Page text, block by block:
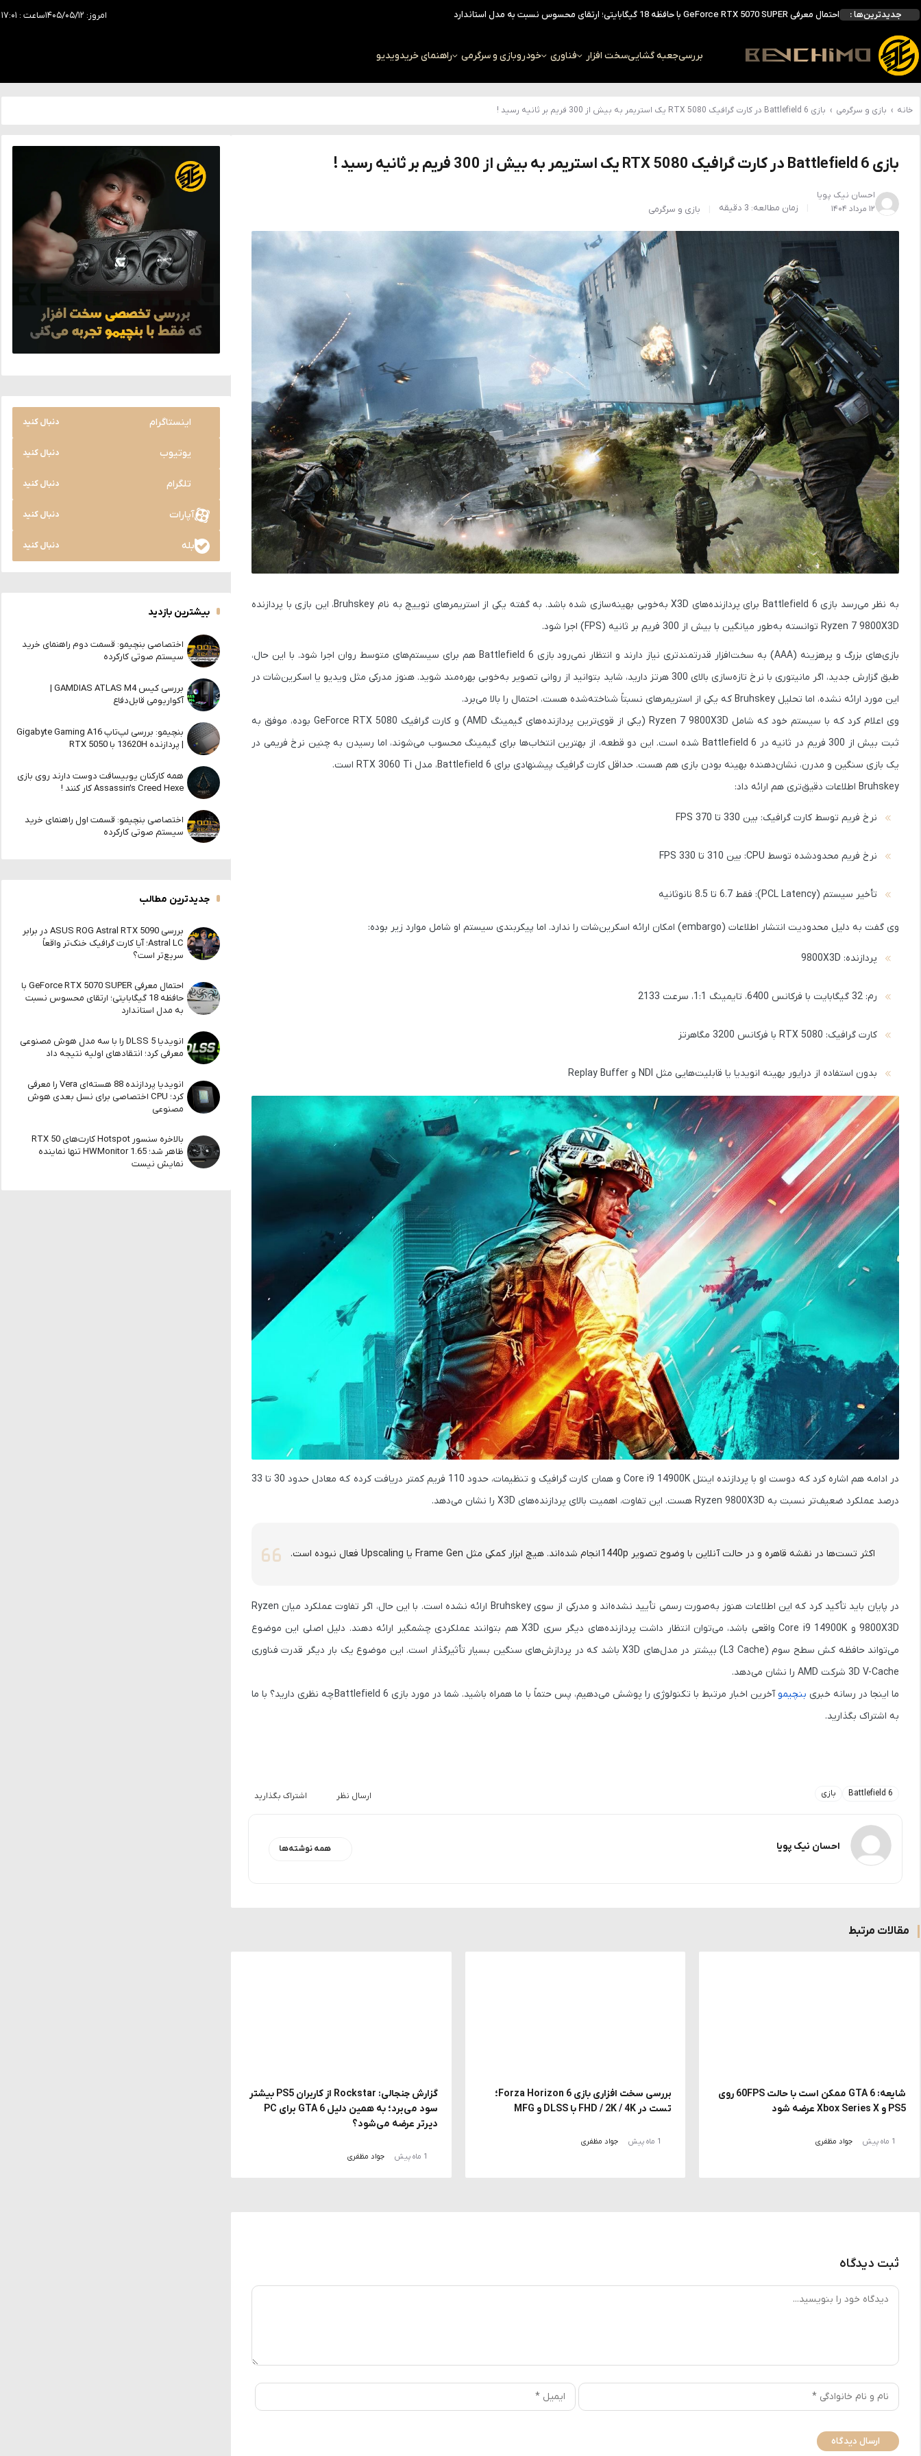
جدیدترین‌ها :
انویدیا DLSS 5 را با سه مدل هوش مصنوعی معرفی کرد؛ انتقادهای اولیه نتیجه داد
بررسی کیس GAMDIAS NESO P1 Pro؛ فول‌تاوری مهندسی‌شده برای سیستم‌های رده‌بالا
امروز: ۱۴۰۵/۰۵/۱۲ ساعت : ۱۷:۰۱
بررسیجعبه گشاییسخت افزار فناوری خودروبازی و سرگرمی راهنمای خریدویدیو
خانه › بازی و سرگرمی › بازی Battlefield 6 در کارت گرافیک RTX 5080 یک استریمر به بیش از 300 فریم بر ثانیه رسید !
بازی Battlefield 6 در کارت گرافیک RTX 5080 یک استریمر به بیش از 300 فریم بر ثانیه رسید !
احسان نیک پویا
۱۲ مرداد ۱۴۰۴
زمان مطالعه: 3 دقیقه بازی و سرگرمی
به نظر می‌رسد بازی Battlefield 6برای پردازنده‌های X3Dبه‌خوبی بهینه‌سازی شده باشد. به گفته یکی از استریمرهای توییچ به نام Bruhskey، این بازی با پردازنده
Ryzen 7 9800X3D توانسته به‌طور میانگین با بیش از 300 فریم بر ثانیه (FPS) اجرا شود.
بازی‌های بزرگ و پرهزینه (AAA) به سخت‌افزار قدرتمندتری نیاز دارند و انتظار نمی‌رود بازی Battlefield 6 هم برای سیستم‌های متوسط روان اجرا شود. با این حال،
طبق گزارش جدید، اگر مانیتوری با نرخ تازه‌سازی بالای 300 هرتز دارید، شاید بتوانید از روانی تصویر به‌خوبی بهره‌مند شوید. هنوز مدرکی مثل ویدیو یا اسکرین‌شات در
این مورد ارائه نشده، اما تحلیل Bruhskey که یکی از استریمرهای نسبتاً شناخته‌شده هست، احتمال را بالا می‌برد.
وی اعلام کرد که با سیستم خود که شامل Ryzen 7 9800X3D (یکی از قوی‌ترین پردازنده‌های گیمینگ AMD) و کارت گرافیک GeForce RTX 5080 بوده، موفق به
ثبت بیش از 300 فریم در ثانیه
در Battlefield 6 شده است. این دو قطعه، از بهترین انتخاب‌ها برای گیمینگ محسوب می‌شوند، اما رسیدن به چنین نرخ فریمی در
یک بازی سنگین و مدرن، نشان‌دهنده بهینه بودن بازی هم هست. حداقل کارت گرافیک پیشنهادی برای Battlefield 6، مدل
RTX 3060 Ti است.
Bruhskey اطلاعات دقیق‌تری هم ارائه داد:
نرخ فریم توسط کارت گرافیک: بین 330 تا 370 FPS
نرخ فریم محدودشده توسط CPU: بین 310 تا 330 FPS
تأخیر سیستم (PCL Latency): فقط 6.7 تا 8.5 نانوثانیه
وی گفت به دلیل محدودیت انتشار اطلاعات (embargo) امکان ارائه اسکرین‌شات را ندارد. اما پیکربندی سیستم او شامل موارد زیر بوده:
پردازنده: 9800X3D
رم: 32 گیگابایت با فرکانس 6400، تایمینگ 1:1، سرعت 2133
کارت گرافیک: RTX 5080 با فرکانس 3200 مگاهرتز
بدون استفاده از درایور بهینه انویدیا یا قابلیت‌هایی مثل NDI و Replay Buffer
در ادامه هم اشاره کرد که دوست او با پردازنده اینتل Core i9 14900K و همان کارت گرافیک و تنظیمات، حدود 110 فریم کمتر دریافت کرده که معادل حدود
30 تا 33
درصد عملکرد ضعیف‌تر نسبت به Ryzen 9800X3D هست. این تفاوت، اهمیت بالای پردازنده‌های X3D را نشان می‌دهد.
اکثر تست‌ها در نقشه قاهره و در حالت آنلاین با وضوح تصویر 1440pانجام شده‌اند. هیچ ابزار کمکی مثل Frame Gen یا Upscaling فعال نبوده است.
در پایان باید تأکید کرد که این اطلاعات هنوز به‌صورت رسمی تأیید نشده‌اند و مدرکی از سوی Bruhskey ارائه نشده است. با این حال، اگر تفاوت عملکرد میان Ryzen
9800X3D و Core i9 14900K واقعی باشد، می‌توان انتظار داشت پردازنده‌های دیگر سری X3D هم بتوانند عملکردی چشمگیر ارائه دهند. دلیل اصلی این موضوع
می‌تواندحافظه کش سطح سوم (L3 Cache)
بیشتر در مدل‌های X3D باشد که در پردازش‌های سنگین بسیار تأثیرگذار است. این موضوع یک بار دیگر قدرت فناوری
3D V-Cache شرکت AMD را نشان می‌دهد.
ما اینجا در رسانه خبری بنچیمو آخرین اخبار مرتبط با تکنولوژی را پوشش می‌دهیم، پس حتماً با ما همراه باشید. شما در مورد بازی Battlefield 6چه نظری دارید؟ با ما
به اشتراک بگذارید.
Battlefield 6 بازی ارسال نظر اشتراک بگذارید
احسان نیک پویا همه نوشته‌ها
مقالات مرتبط
شایعه: GTA 6 ممکن است با حالت 60FPS روی
PS5 و Xbox Series X عرضه شود
1 ماه پیش جواد مظفری
بررسی سخت افزاری بازی Forza Horizon 6؛
تست در FHD / 2K / 4K با DLSS و MFG
1 ماه پیش جواد مظفری
گزارش جنجالی: Rockstar از کاربران PS5 بیشتر
سود می‌برد؛ به همین دلیل GTA 6 برای PC
دیرتر عرضه می‌شود؟
1 ماه پیش جواد مظفری
ثبت دیدگاه
اینستاگرام دنبال کنید
یوتیوب دنبال کنید
تلگرام دنبال کنید
آپارات دنبال کنید
بله دنبال کنید
بیشترین بازدید
اختصاصی بنچیمو: قسمت دوم راهنمای خرید
سیستم صوتی کارکرده
بررسی کیس GAMDIAS ATLAS M4 |
آکواریومی قابل‌دفاع
بنچیمو: بررسی لپ‌تاپ Gigabyte Gaming A16
| پردازنده 13620H با RTX 5050
همه کارکنان یوبیسافت دوست دارند روی بازی
Assassin’s Creed Hexe کار کنند !
اختصاصی بنچیمو: قسمت اول راهنمای خرید
سیستم صوتی کارکرده
جدیدترین مطالب
بررسی ASUS ROG Astral RTX 5090 در برابر
Astral LC؛ آیا کارت گرافیک خنک‌تر واقعاً
سریع‌تر است؟
احتمال معرفی GeForce RTX 5070 SUPER با
حافظه 18 گیگابایتی؛ ارتقای محسوس نسبت
به مدل استاندارد
انویدیا DLSS 5 را با سه مدل هوش مصنوعی
معرفی کرد؛ انتقادهای اولیه نتیجه داد
انویدیا پردازنده 88 هسته‌ای Vera را معرفی
کرد؛ CPU اختصاصی برای نسل بعدی هوش
مصنوعی
بالاخره سنسور Hotspot کارت‌های RTX 50
ظاهر شد؛ HWMonitor 1.65 تنها نماینده
نمایش نیست